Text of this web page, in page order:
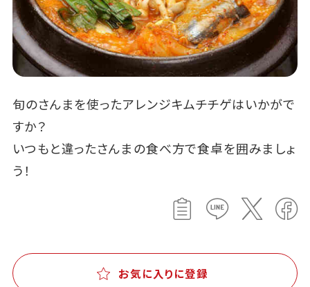
旬のさんまを使ったアレンジキムチチゲはいかがで
すか？
いつもと違ったさんまの食べ方で食卓を囲みましょ
う！
お気に入りに登録